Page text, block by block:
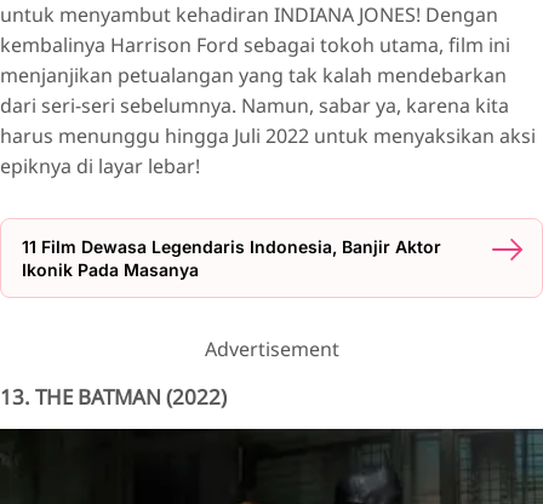
untuk menyambut kehadiran INDIANA JONES! Dengan
kembalinya Harrison Ford sebagai tokoh utama, film ini
menjanjikan petualangan yang tak kalah mendebarkan
dari seri-seri sebelumnya. Namun, sabar ya, karena kita
harus menunggu hingga Juli 2022 untuk menyaksikan aksi
epiknya di layar lebar!
11 Film Dewasa Legendaris Indonesia, Banjir Aktor
Ikonik Pada Masanya
Advertisement
13. THE BATMAN (2022)